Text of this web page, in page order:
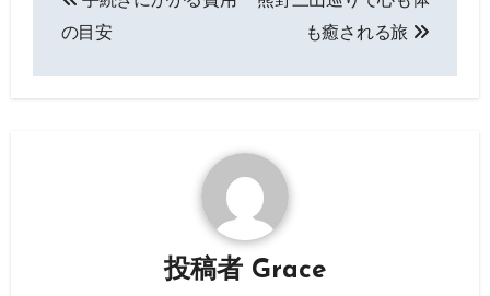
稿の目安
も癒される旅
投稿者 Grace